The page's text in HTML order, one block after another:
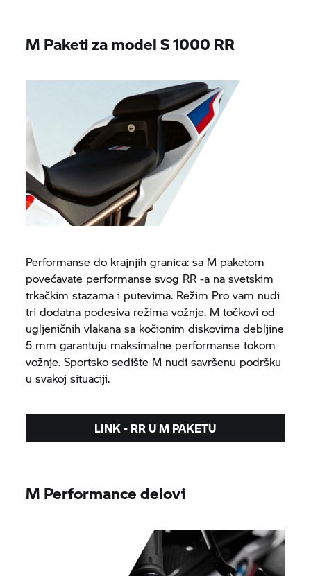
M Paketi za modelS 1000 RR
Performanse do krajnjih granica: sa M paketom
povećavate performanse svog RR -a na svetskim
trkačkim stazama i putevima. Režim Pro vam nudi
tri dodatna podesiva režima vožnje. M točkovi od
ugljeničnih vlakana sa kočionim diskovima debljine
5 mm garantuju maksimalne performanse tokom
vožnje. Sportsko sedište M nudi savršenu podršku
u svakoj situaciji.
LINK - RR U M PAKETU
M Performance delovi